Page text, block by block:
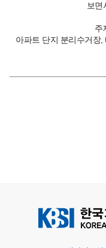
보면
주
아파트 단지 분리수거장